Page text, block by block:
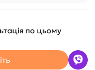
по цьому